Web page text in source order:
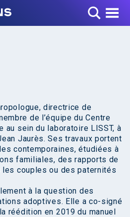
Toggle Menu
directrice de
de l’équipe du Centre
au sein du laboratoire LISST, à
Jaurès. Ses travaux portent
contemporaines, étudiées à
familiales, des rapports de
les couples ou des paternités
à la question des
adoptives. Elle a co-signé
réédition en 2019 du manuel